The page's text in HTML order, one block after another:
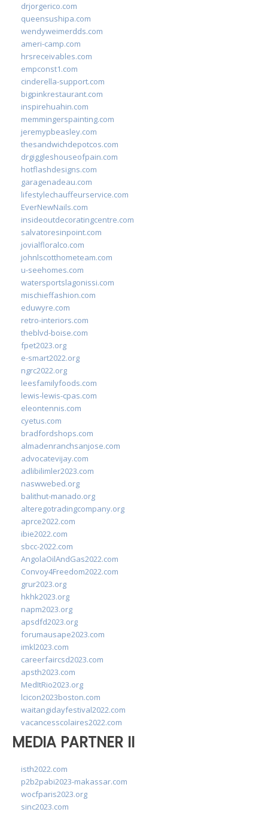
drjorgerico.com
queensushipa.com
wendyweimerdds.com
ameri-camp.com
hrsreceivables.com
empconst1.com
cinderella-support.com
bigpinkrestaurant.com
inspirehuahin.com
memmingerspainting.com
jeremypbeasley.com
thesandwichdepotcos.com
drgiggleshouseofpain.com
hotflashdesigns.com
garagenadeau.com
lifestylechauffeurservice.com
EverNewNails.com
insideoutdecoratingcentre.com
salvatoresinpoint.com
jovialfloralco.com
johnlscotthometeam.com
u-seehomes.com
watersportslagonissi.com
mischieffashion.com
eduwyre.com
retro-interiors.com
theblvd-boise.com
fpet2023.org
e-smart2022.org
ngrc2022.org
leesfamilyfoods.com
lewis-lewis-cpas.com
eleontennis.com
cyetus.com
bradfordshops.com
almadenranchsanjose.com
advocatevijay.com
adlibilimler2023.com
naswwebed.org
balithut-manado.org
alteregotradingcompany.org
aprce2022.com
ibie2022.com
sbcc-2022.com
AngolaOilAndGas2022.com
Convoy4Freedom2022.com
grur2023.org
hkhk2023.org
napm2023.org
apsdfd2023.org
forumausape2023.com
imkl2023.com
careerfaircsd2023.com
apsth2023.com
MedItRio2023.org
lcicon2023boston.com
waitangidayfestival2022.com
vacancesscolaires2022.com
MEDIA PARTNER II
isth2022.com
p2b2pabi2023-makassar.com
wocfparis2023.org
sinc2023.com